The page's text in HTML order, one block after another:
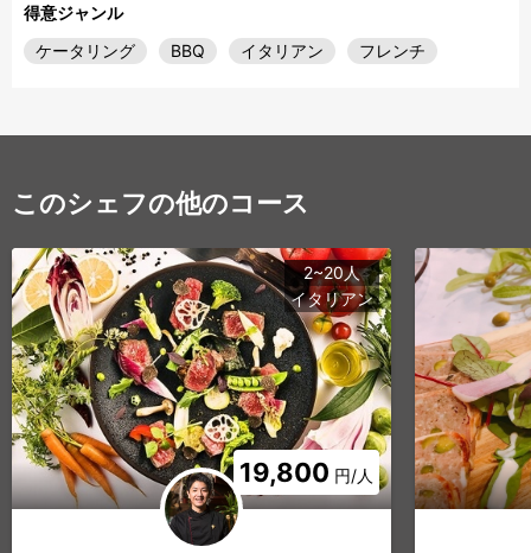
得意ジャンル
ケータリング
BBQ イタリアン フレンチ
このシェフの他のコース
19,800 円/人
2~20人
イタリアン